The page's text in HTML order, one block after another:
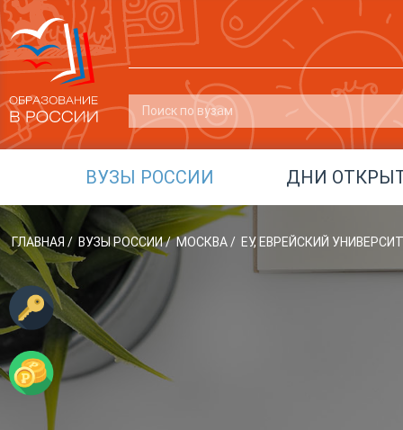
ВУЗЫ РОССИИ ДНИ
ГЛАВНАЯ / ВУЗЫ РОССИИ/ МОСКВА/ ЕУ, ЕВРЕЙСКИЙ